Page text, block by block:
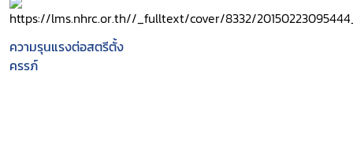
ความรุนแรงต่อสตรีตั้ง
ครรภ์